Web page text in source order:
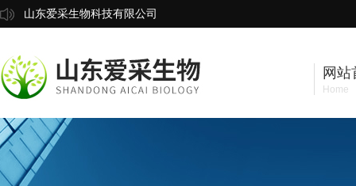
山东爱采生物科技有限公司
网站
Home